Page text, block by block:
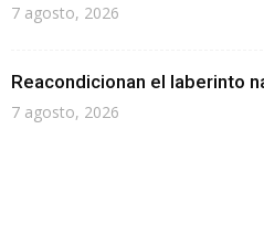
7 agosto, 2026
Reacondicionan el laberinto
7 agosto, 2026